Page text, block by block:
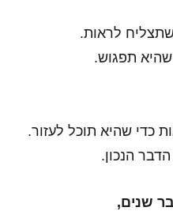
לראות.
תפגוש.
כדי שהיא תוכל לעזור.
הנכון.
שנים,